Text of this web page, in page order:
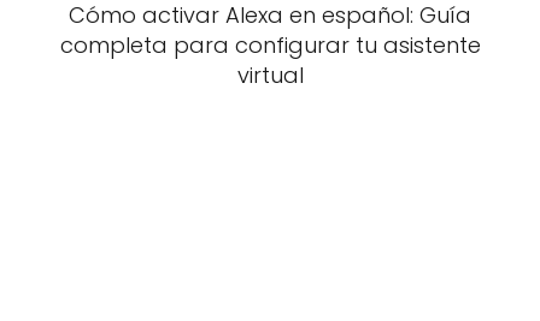
Cómo activar Alexa en español: Guía
completa para configurar tu asistente
virtual